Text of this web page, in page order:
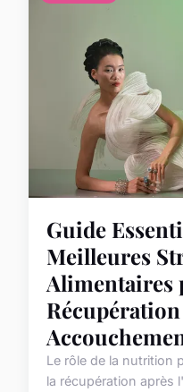
Guide
Meilleures
Alimentaires
Le rôle de la nutrition
la récupération après